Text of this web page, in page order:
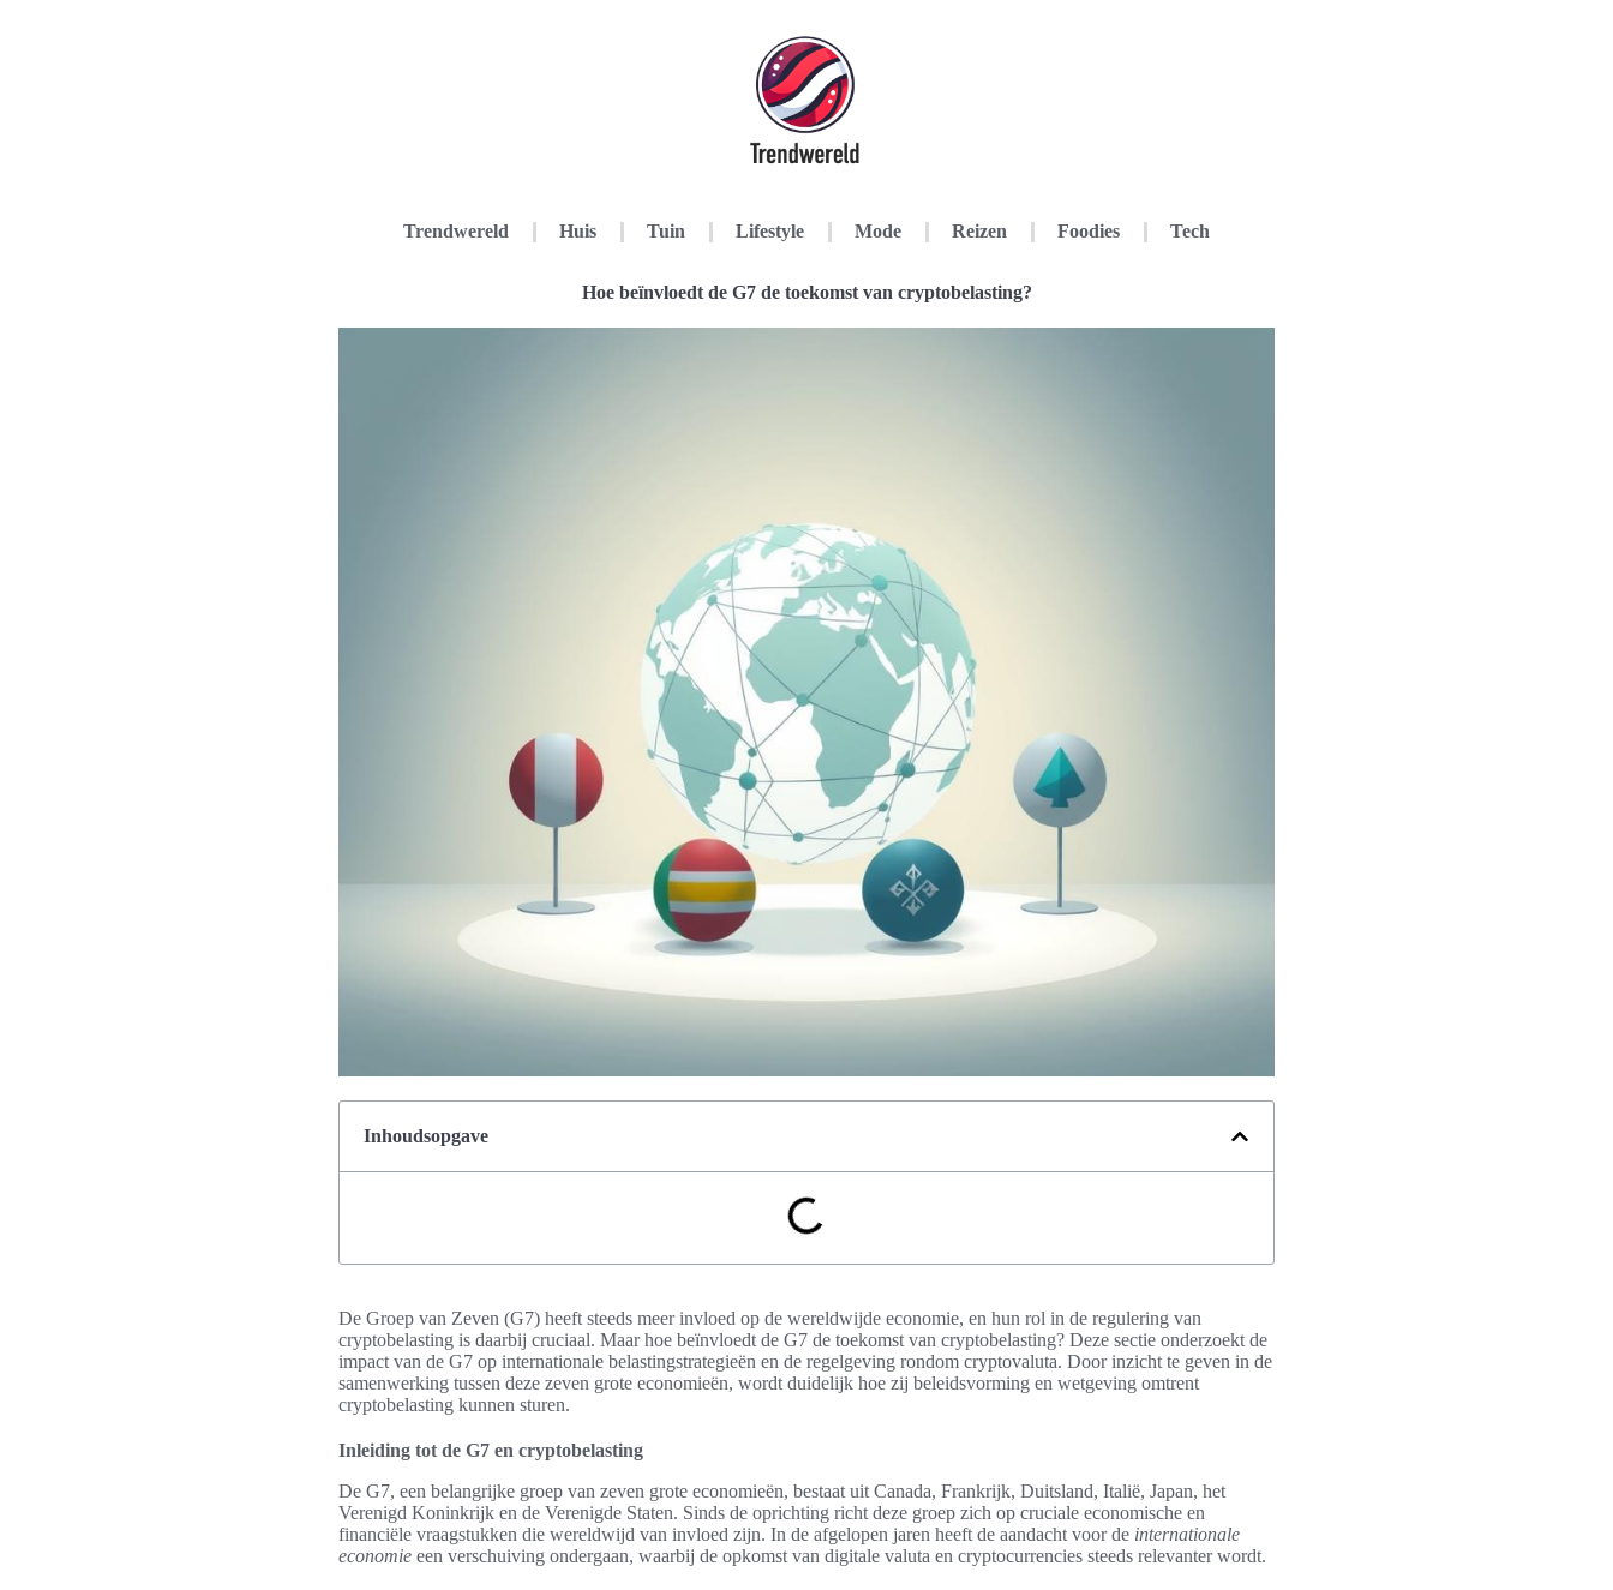
Trendwereld Huis Tuin Lifestyle Mode Reizen Foodies Tech
Hoe beïnvloedt de G7 de toekomst van cryptobelasting?
Inhoudsopgave
De Groep van Zeven (G7) heeft steeds meer invloed op de wereldwijde economie, en hun rol in de regulering van
cryptobelasting is daarbij cruciaal. Maar hoe beïnvloedt de G7 de toekomst van cryptobelasting? Deze sectie onderzoekt de
impact van de G7 op internationale belastingstrategieën en de regelgeving rondom cryptovaluta. Door inzicht te geven in de
samenwerking tussen deze zeven grote economieën, wordt duidelijk hoe zij beleidsvorming en wetgeving omtrent
cryptobelasting kunnen sturen.
Inleiding tot de G7 en cryptobelasting
De G7, een belangrijke groep van zeven grote economieën, bestaat uit Canada, Frankrijk, Duitsland, Italië, Japan, het
Verenigd Koninkrijk en de Verenigde Staten. Sinds de oprichting richt deze groep zich op cruciale economische en
financiële vraagstukken die wereldwijd van invloed zijn. In de afgelopen jaren heeft de aandacht voor de internationale
economie een verschuiving ondergaan, waarbij de opkomst van digitale valuta en cryptocurrencies steeds relevanter wordt.